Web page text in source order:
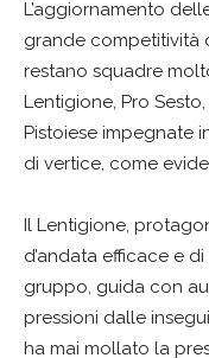
L’aggiornamento
grande competitività
restano squadre
Lentigione, Pro
Pistoiese impegnate
di vertice, come
Il Lentigione,
d’andata efficace e
gruppo, guida con
pressioni dalle
ha mai mollato la